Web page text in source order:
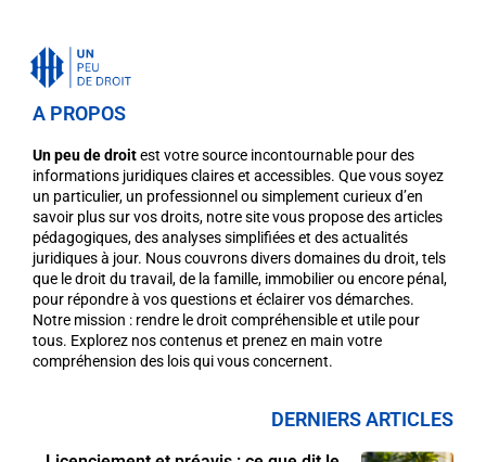
A PROPOS
Un peu de droitest votre source incontournable pour des
informations juridiques claires et accessibles. Que vous soyez
un particulier, un professionnel ou simplement curieux d’en
savoir plus sur vos droits, notre site vous propose des articles
pédagogiques, des analyses simplifiées et des actualités
juridiques à jour. Nous couvrons divers domaines du droit, tels
que le droit du travail, de la famille, immobilier ou encore pénal,
pour répondre à vos questions et éclairer vos démarches.
Notre mission : rendre le droit compréhensible et utile pour
tous. Explorez nos contenus et prenez en main votre
compréhension des lois qui vous concernent.
DERNIERS ARTICLES